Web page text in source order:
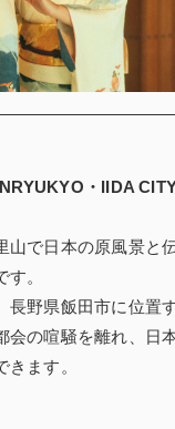
・IIDA
山で日本の原風景と
。
長野県飯田市に位置
会の喧騒を離れ、日
きます。